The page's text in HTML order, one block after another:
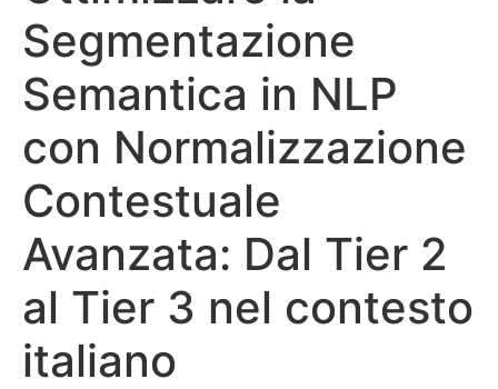
Segmentazione
Semantica in NLP
con Normalizzazione
Contestuale
Avanzata: Dal Tier 2
al Tier 3 nel contesto
italiano